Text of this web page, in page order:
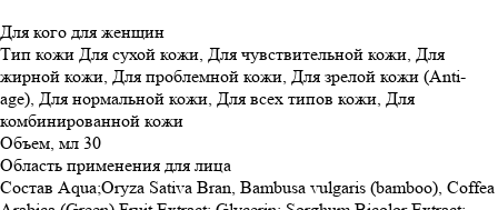
Для кого для женщин
Тип кожи Для сухой кожи, Для чувствительной кожи, Для
жирной кожи, Для проблемной кожи, Для зрелой кожи (Anti-
age), Для нормальной кожи, Для всех типов кожи, Для
комбинированной кожи
Объем, мл 30
Область применения для лица
Состав Aqua;Oryza Sativa Bran, Bambusa vulgaris (bamboo), Coffea